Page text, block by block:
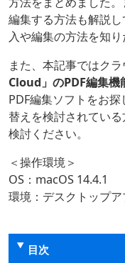
編集する方法も解説
入や編集の方法を知
また、本記事ではク
Cloud」のPDF編集機
PDF編集ソフトをお
替えを検討されてい
検討ください。
＜操作環境＞
OS：macOS 14.4.1
環境：デスクトップア
目次